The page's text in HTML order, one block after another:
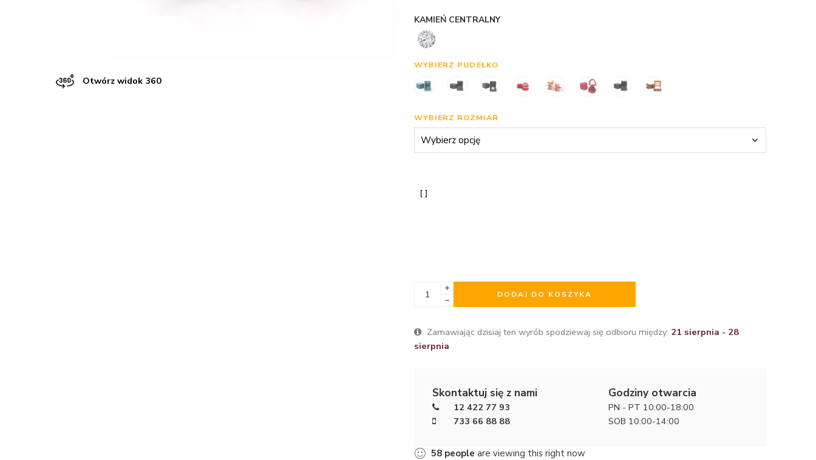
Otwórz widok 360
KAMIEŃ CENTRALNY
WYBIERZ PUDEŁKO
WYBIERZ ROZMIAR
DODAJ DO KOSZYKA
Zamawiając dzisiaj ten wyrób spodziewaj się odbioru między: 21 sierpnia - 28
sierpnia
Skontaktuj się z nami
12 422 77 93
733 66 88 88
Godziny otwarcia
PN - PT 10:00-18:00
SOB 10:00-14:00
58 people are viewing this right now